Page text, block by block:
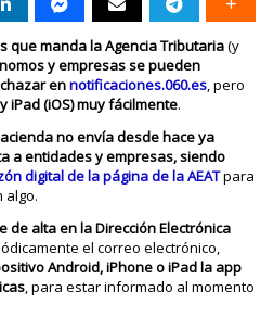
que manda la Agencia Tributaria(y
y empresas se pueden
ennotificaciones.060.es, pero
iPad (iOS) muy fácilmente.
no envía desde hace ya
a entidades y empresas, siendo
digital de la página de la AEATpara
algo.
de alta en la Dirección Electrónica
el correo electrónico,
Android, iPhone o iPad la app
, para estar informado al momento